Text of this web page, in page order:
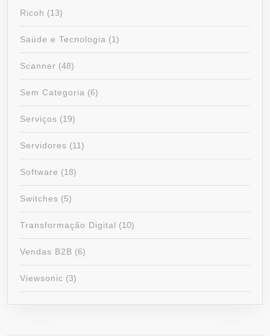
Ricoh (13)
Saúde e Tecnologia (1)
Scanner (48)
Sem Categoria (6)
Serviços (19)
Servidores (11)
Software (18)
Switches (5)
Transformação Digital (10)
Vendas B2B (6)
Viewsonic (3)